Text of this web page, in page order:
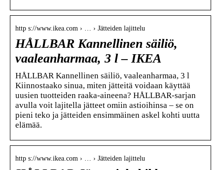
http s://www.ikea.com › … › Jätteiden lajittelu
HÅLLBAR Kannellinen säiliö,
vaaleanharmaa, 3 l – IKEA
HÅLLBAR Kannellinen säiliö, vaaleanharmaa, 3 l
Kiinnostaako sinua, miten jätteitä voidaan käyttää
uusien tuotteiden raaka-aineena? HÅLLBAR-sarjan
avulla voit lajitella jätteet omiin astioihinsa – se on
pieni teko ja jätteiden ensimmäinen askel kohti uutta
elämää.
http s://www.ikea.com › … › Jätteiden lajittelu